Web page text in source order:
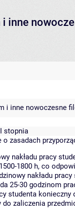
inne
i inne nowoczesne
stopnia
zasadach
nakładu pracy
1800 h, co
nakładu
25-30 godzinom
studenta
do zaliczenia